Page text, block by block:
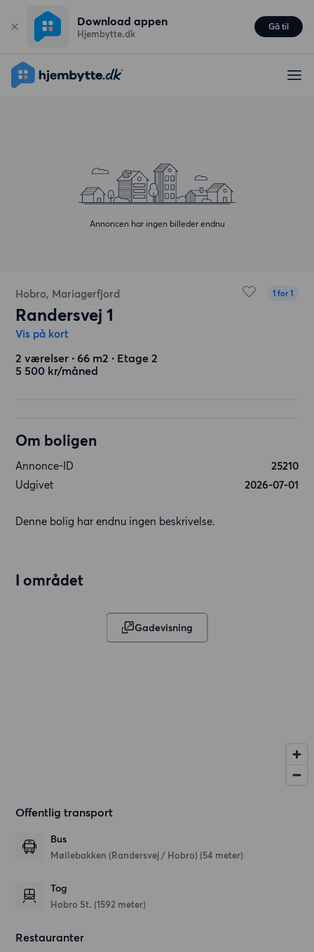
Download appen
Hjembytte.dk
Gå til
Annoncen har ingen billeder endnu
Hobro, Mariagerfjord 1 for 1
Randersvej 1
Vis på kort
2 værelser ∙ 66 m2 ∙ Etage 2
5 500 kr/måned
Om boligen
Annonce-ID
25210
Udgivet
2026-07-01
Denne bolig har endnu ingen beskrivelse.
I området
Gadevisning
Offentlig transport
Bus
Møllebakken (Randersvej / Hobro) (54 meter)
Tog
Hobro St. (1592 meter)
Restauranter